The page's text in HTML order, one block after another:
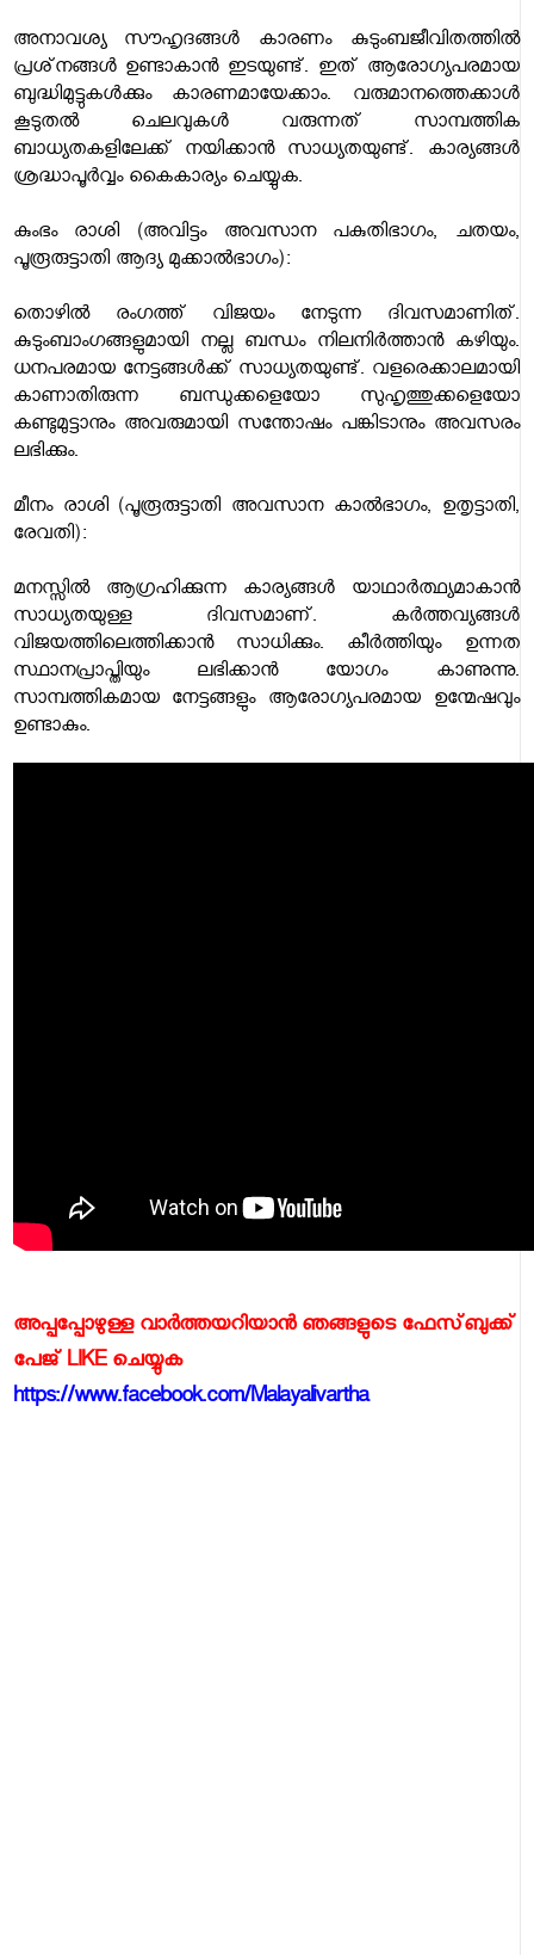
അനാവശ്യ സൗഹൃദങ്ങള്‍ കാരണം കുടുംബജീവിതത്തില്‍
പ്രശ്‌നങ്ങള്‍ ഉണ്ടാകാന്‍ ഇടയുണ്ട്. ഇത് ആരോഗ്യപരമായ
ബുദ്ധിമുട്ടുകള്‍ക്കും കാരണമായേക്കാം. വരുമാനത്തെക്കാള്‍
കൂടുതല്‍ ചെലവുകള്‍ വരുന്നത് സാമ്പത്തിക
ബാധ്യതകളിലേക്ക് നയിക്കാന്‍ സാധ്യതയുണ്ട്. കാര്യങ്ങള്‍
ശ്രദ്ധാപൂര്‍വ്വം കൈകാര്യം ചെയ്യുക.
കുംഭം രാശി (അവിട്ടം അവസാന പകുതിഭാഗം, ചതയം,
പൂരൂരുട്ടാതി ആദ്യ മുക്കാല്‍ഭാഗം):
തൊഴില്‍ രംഗത്ത് വിജയം നേടുന്ന ദിവസമാണിത്.
കുടുംബാംഗങ്ങളുമായി നല്ല ബന്ധം നിലനിര്‍ത്താന്‍ കഴിയും.
ധനപരമായ നേട്ടങ്ങള്‍ക്ക് സാധ്യതയുണ്ട്. വളരെക്കാലമായി
കാണാതിരുന്ന ബന്ധുക്കളെയോ സുഹൃത്തുക്കളെയോ
കണ്ടുമുട്ടാനും അവരുമായി സന്തോഷം പങ്കിടാനും അവസരം
ലഭിക്കും.
മീനം രാശി (പൂരൂരുട്ടാതി അവസാന കാല്‍ഭാഗം, ഉതൃട്ടാതി,
രേവതി):
മനസ്സില്‍ ആഗ്രഹിക്കുന്ന കാര്യങ്ങള്‍ യാഥാര്‍ത്ഥ്യമാകാന്‍
സാധ്യതയുള്ള ദിവസമാണ്. കര്‍ത്തവ്യങ്ങള്‍
വിജയത്തിലെത്തിക്കാന്‍ സാധിക്കും. കീര്‍ത്തിയും ഉന്നത
സ്ഥാനപ്രാപ്തിയും ലഭിക്കാന്‍ യോഗം കാണുന്നു.
സാമ്പത്തികമായ നേട്ടങ്ങളും ആരോഗ്യപരമായ ഉന്മേഷവും
ഉണ്ടാകും.
അപ്പപ്പോഴുള്ള വാര്‍ത്തയറിയാന്‍ ഞങ്ങളുടെ ഫേസ്‌ബുക്ക്‌
പേജ് LIKE ചെയ്യുക
https://www.facebook.com/Malayalivartha